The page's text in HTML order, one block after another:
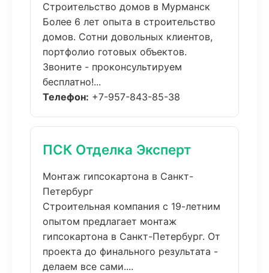
Строительство домов в Мурманск
Более 6 лет опыта в строительство
домов. Сотни довольных клиентов,
портфолио готовых объектов.
Звоните - проконсультируем
бесплатно!...
Телефон: +7-957-843-85-38
ПСК Отделка Эксперт
Монтаж гипсокартона в Санкт-
Петербург
Строительная компания с 19-летним
опытом предлагает монтаж
гипсокартона в Санкт-Петербург. От
проекта до финального результата -
делаем все сами....